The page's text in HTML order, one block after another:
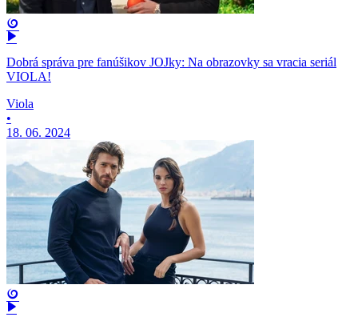
Dobrá správa pre fanúšikov JOJky: Na obrazovky sa vracia seriál
VIOLA!
Viola
•
18. 06. 2024